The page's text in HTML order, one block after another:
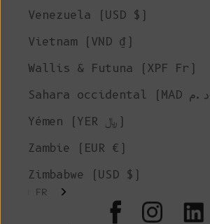
Venezuela (USD $)
Vietnam (VND ₫)
Wallis & Futuna (XPF Fr)
Yémen (YER ﷼)
Zambie (EUR €)
Zimbabwe (USD $)
FR